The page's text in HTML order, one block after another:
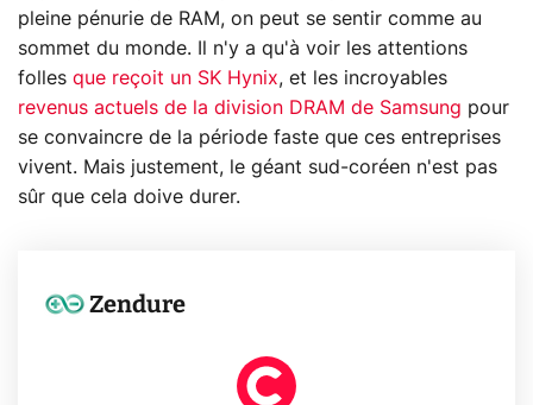
pleine pénurie de RAM, on peut se sentir comme au
sommet du monde. Il n'y a qu'à voir les attentions
folles que reçoit un SK Hynix, et les incroyables
revenus actuels de la division DRAM de Samsung pour
se convaincre de la période faste que ces entreprises
vivent. Mais justement, le géant sud-coréen n'est pas
sûr que cela doive durer.
Zendure